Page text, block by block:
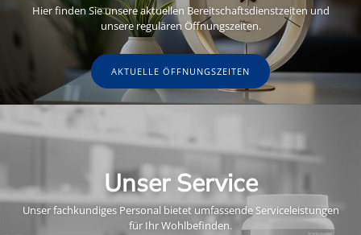
Hier finden Sie unsere aktuellen Bereitschaftsdienstzeiten und
unsere regulären Öffnungszeiten.
AKTUELLE ÖFFNUNGSZEITEN
Unser Service
Unser fachkundiges Personal bietet umfassende Serviceleistungen
für Ihr Wohlbefinden.